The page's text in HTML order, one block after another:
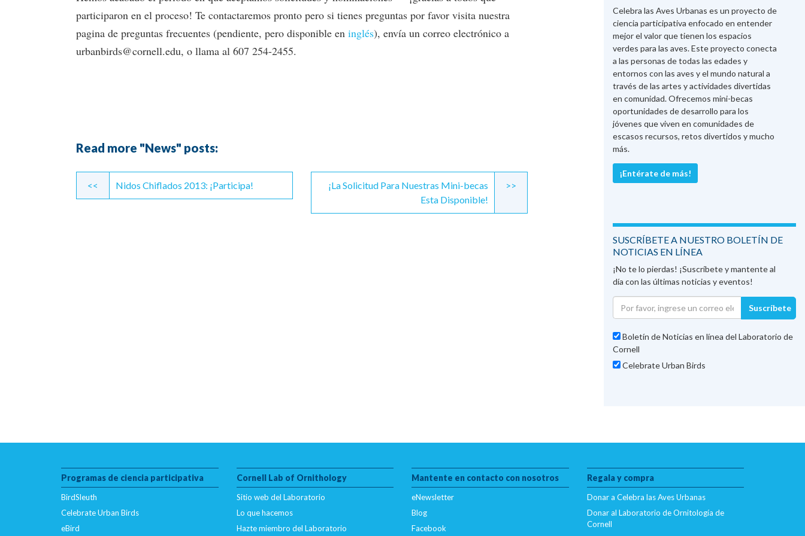
participaron en el proceso! Te contactaremos pronto pero si tienes preguntas por favor visita nuestra
pagina de preguntas frecuentes (pendiente, pero disponible en inglés), envía un correo electrónico a
urbanbirds@cornell.edu, o llama al 607 254-2455.
Read more "News" posts:
Continue
Reading
<< Nidos Chiflados 2013: ¡Participa! >>
¡La Solicitud Para Nuestras Mini-becas
Esta Disponible!
Celebra las Aves Urbanas es un proyecto de
ciencia participativa enfocado en entender
mejor el valor que tienen los espacios
verdes para las aves. Este proyecto conecta
a las personas de todas las edades y
entornos con las aves y el mundo natural a
través de las artes y actividades divertidas
en comunidad. Ofrecemos mini-becas
oportunidades de desarrollo para los
jóvenes que viven en comunidades de
escasos recursos, retos divertidos y mucho
más.
¡Entérate de más!
SUSCRÍBETE A NUESTRO BOLETÍN DE
NOTICIAS EN LÍNEA
¡No te lo pierdas! ¡Suscríbete y mantente al
día con las últimas noticias y eventos!
Suscríbete
Boletín de Noticias en línea del Laboratorio de
Cornell
Celebrate Urban Birds
Programas de ciencia participativa
BirdSleuth
Celebrate Urban Birds
eBird
Cornell Lab of Ornithology
Sitio web del Laboratorio
Lo que hacemos
Hazte miembro del Laboratorio
Mantente en contacto con nosotros
eNewsletter
Blog
Facebook
Regala y compra
Donar a Celebra las Aves Urbanas
Donar al Laboratorio de Ornitología de
Cornell